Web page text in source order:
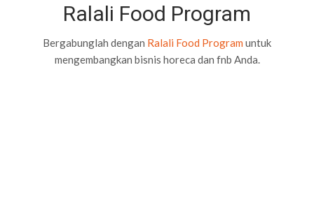
Ralali Food Program
Bergabunglah dengan Ralali Food Program untuk
mengembangkan bisnis horeca dan fnb Anda.